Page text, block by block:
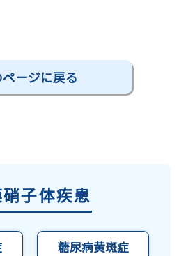
ージに戻る
子体疾患
糖尿病黄斑症